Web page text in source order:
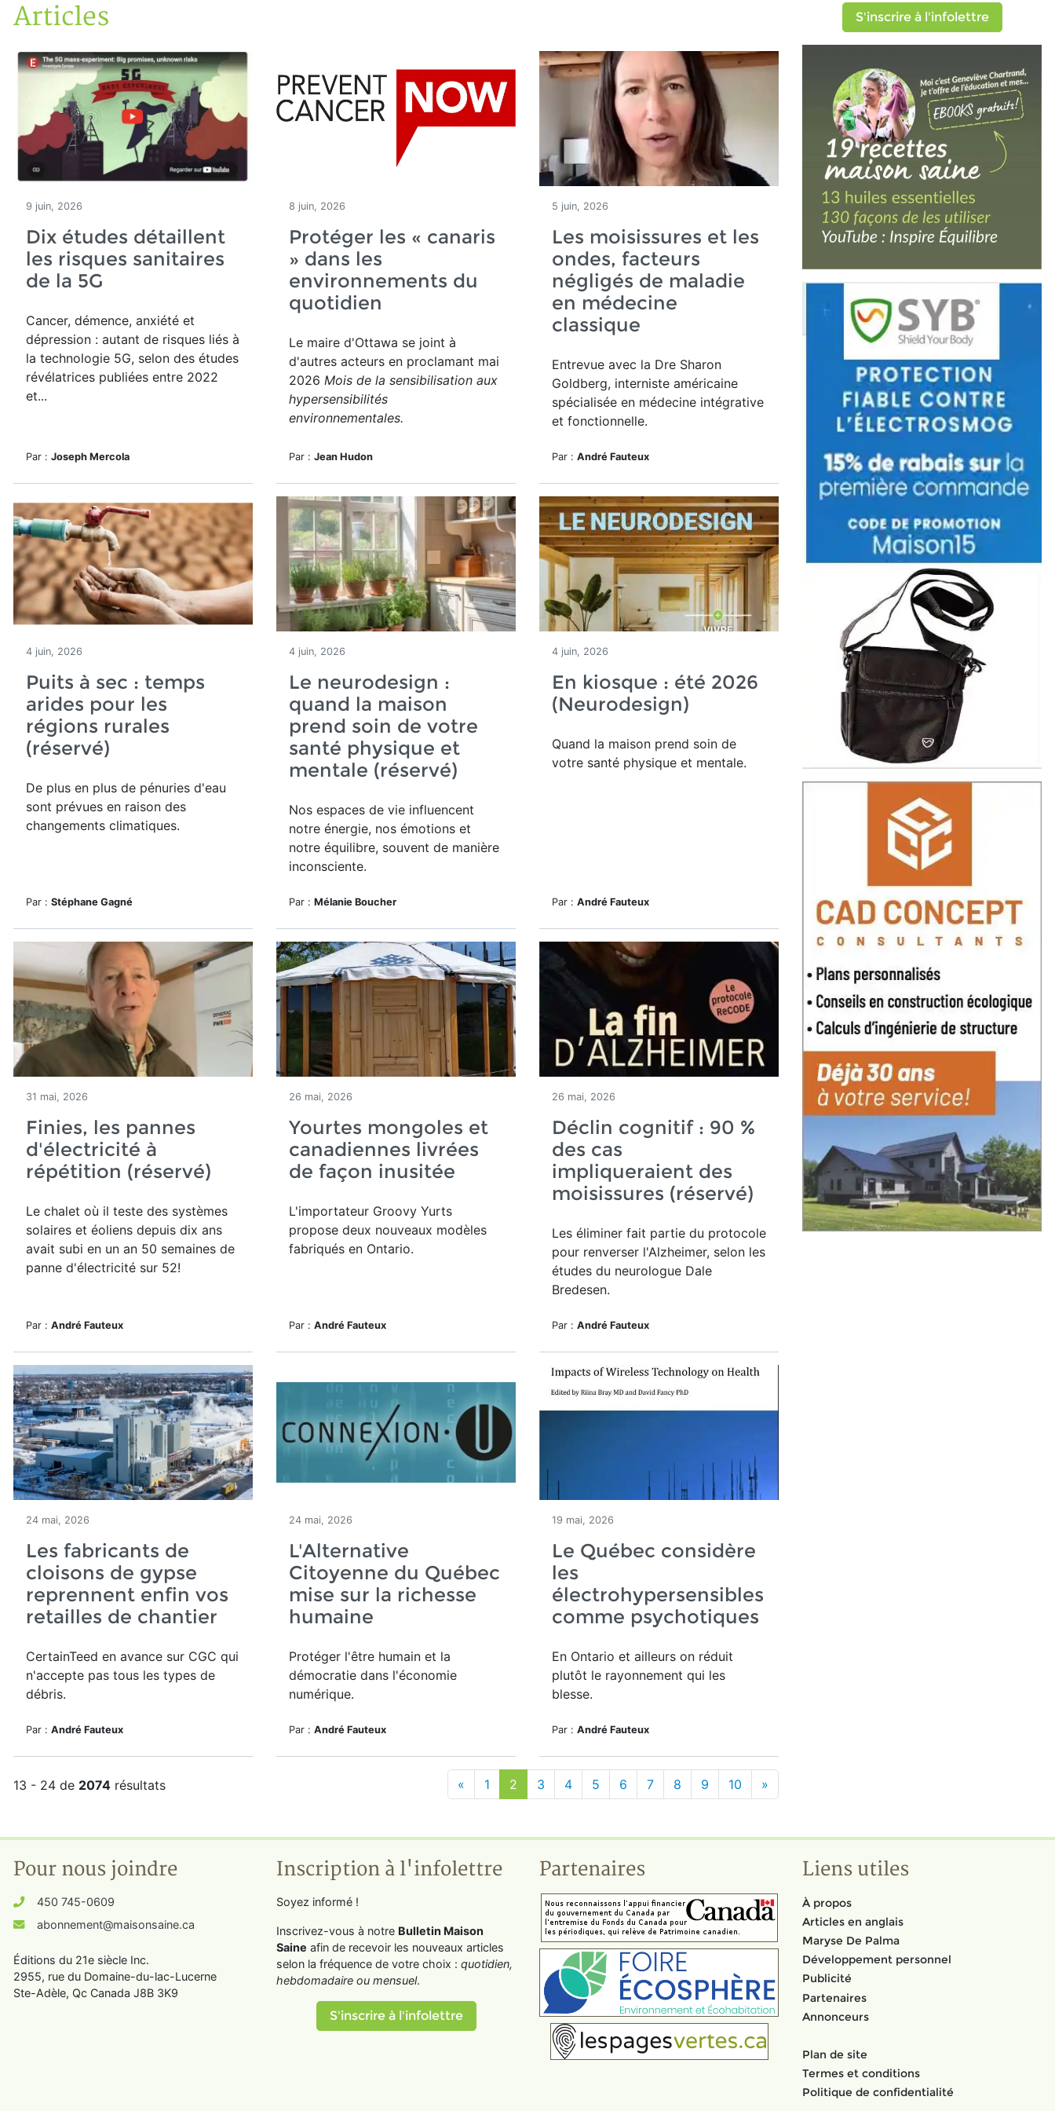
Accueil
Articles
Articles
9 juin, 2026
Dix études détaillent
les risques sanitaires
de la 5G
Cancer, démence, anxiété et
dépression : autant de risques liés à
la technologie 5G, selon des études
révélatrices publiées entre 2022
et...
Par : Joseph Mercola
8 juin, 2026
Protéger les « canaris
» dans les
environnements du
quotidien
Le maire d'Ottawa se joint à
d'autres acteurs en proclamant mai
2026 Mois de la sensibilisation aux
hypersensibilités
environnementales.
Par : Jean Hudon
5 juin, 2026
Les moisissures et les
ondes, facteurs
négligés de maladie
en médecine
classique
Entrevue avec la Dre Sharon
Goldberg, interniste américaine
spécialisée en médecine intégrative
et fonctionnelle.
Par : André Fauteux
4 juin, 2026
Puits à sec : temps
arides pour les
régions rurales
(réservé)
De plus en plus de pénuries d'eau
sont prévues en raison des
changements climatiques.
Par : Stéphane Gagné
4 juin, 2026
Le neurodesign :
quand la maison
prend soin de votre
santé physique et
mentale (réservé)
Nos espaces de vie influencent
notre énergie, nos émotions et
notre équilibre, souvent de manière
inconsciente.
Par : Mélanie Boucher
4 juin, 2026
En kiosque : été 2026
(Neurodesign)
Quand la maison prend soin de
votre santé physique et mentale.
Par : André Fauteux
31 mai, 2026
Finies, les pannes
d'électricité à
répétition (réservé)
Le chalet où il teste des systèmes
solaires et éoliens depuis dix ans
avait subi en un an 50 semaines de
panne d'électricité sur 52!
Par : André Fauteux
26 mai, 2026
Yourtes mongoles et
canadiennes livrées
de façon inusitée
L'importateur Groovy Yurts
propose deux nouveaux modèles
fabriqués en Ontario.
Par : André Fauteux
26 mai, 2026
Déclin cognitif : 90 %
des cas
impliqueraient des
moisissures (réservé)
Les éliminer fait partie du protocole
pour renverser l'Alzheimer, selon les
études du neurologue Dale
Bredesen.
Par : André Fauteux
24 mai, 2026
Les fabricants de
cloisons de gypse
reprennent enfin vos
retailles de chantier
CertainTeed en avance sur CGC qui
n'accepte pas tous les types de
débris.
Par : André Fauteux
24 mai, 2026
L'Alternative
Citoyenne du Québec
mise sur la richesse
humaine
Protéger l'être humain et la
démocratie dans l'économie
numérique.
Par : André Fauteux
19 mai, 2026
Le Québec considère
les
électrohypersensibles
comme psychotiques
En Ontario et ailleurs on réduit
plutôt le rayonnement qui les
blesse.
Par : André Fauteux
13 - 24 de 2074 résultats « 1 2 3 4 5 6 7 8 9 10 »
S'inscrire à l'infolettre
Pour nous joindre
450 745-0609
abonnement@maisonsaine.ca
Éditions du 21e siècle Inc.
2955, rue du Domaine-du-lac-Lucerne
Ste-Adèle, Qc Canada J8B 3K9
Inscription à l'infolettre
Soyez informé !
Inscrivez-vous à notre Bulletin Maison
Saine afin de recevoir les nouveaux articles
selon la fréquence de votre choix : quotidien,
hebdomadaire ou mensuel.
S'inscrire à l'infolettre
Partenaires Liens utiles
À propos
Articles en anglais
Maryse De Palma
Développement personnel
Publicité
Partenaires
Annonceurs
Plan de site
Termes et conditions
Politique de confidentialité